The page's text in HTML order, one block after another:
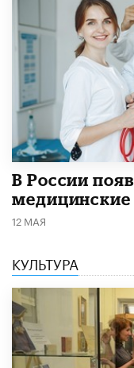
В России
медицинские
12 МАЯ
КУЛЬТУРА